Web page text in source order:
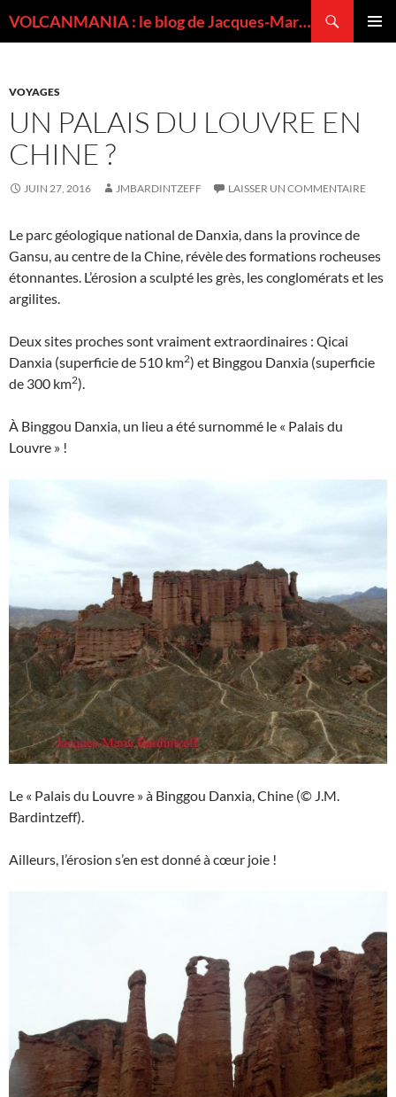
VOLCANMANIA : le blog de Jacques-Marie BARDINTZEFF, volcanologue
VOYAGES
UN PALAIS DU LOUVRE EN
CHINE ?
JUIN 27, 2016 JMBARDINTZEFF LAISSER UN COMMENTAIRE
Le parc géologique national de Danxia, dans la province de
Gansu, au centre de la Chine, révèle des formations rocheuses
étonnantes. L’érosion a sculpté les grès, les conglomérats et les
argilites.
Deux sites proches sont vraiment extraordinaires : Qicai
Danxia (superficie de 510 km2) et Binggou Danxia (superficie
de 300 km2).
À Binggou Danxia, un lieu a été surnommé le « Palais du
Louvre » !
Le « Palais du Louvre » à Binggou Danxia, Chine (© J.M.
Bardintzeff).
Ailleurs, l’érosion s’en est donné à cœur joie !